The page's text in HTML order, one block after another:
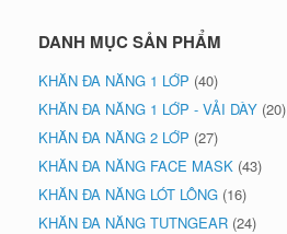
DANH MỤC SẢN PHẨM
KHĂN ĐA NĂNG 1 LỚP (40)
KHĂN ĐA NĂNG 1 LỚP - VẢI DÀY (20)
KHĂN ĐA NĂNG 2 LỚP (27)
KHĂN ĐA NĂNG FACE MASK (43)
KHĂN ĐA NĂNG LÓT LÔNG (16)
KHĂN ĐA NĂNG TUTNGEAR (24)